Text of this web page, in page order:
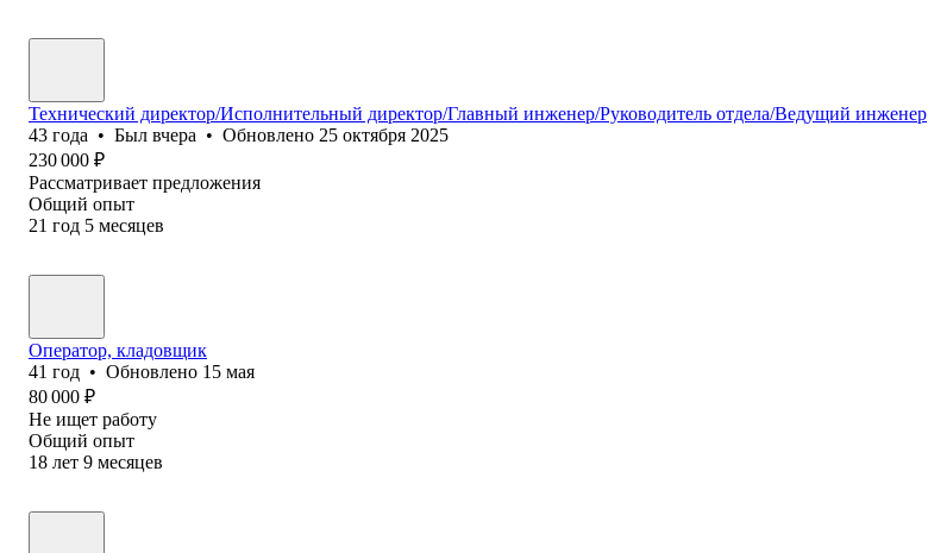
Технический директор/Исполнительный директор/Главный инженер/Руководитель отдела/Ведущий инженер
43 года • Был вчера • Обновлено 25 октября 2025
230 000 ₽
Рассматривает предложения
Общий опыт
21 год 5 месяцев
Оператор, кладовщик
41 год • Обновлено 15 мая
80 000 ₽
Не ищет работу
Общий опыт
18 лет 9 месяцев